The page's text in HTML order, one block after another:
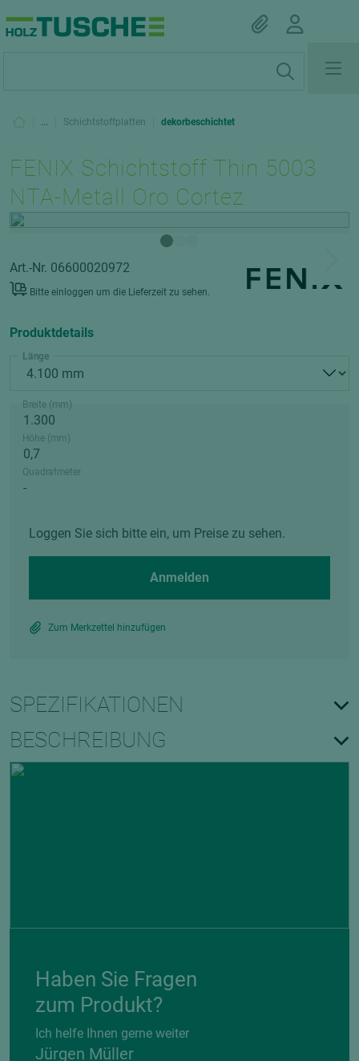
... Schichtstoffplatten dekorbeschichtet
FENIX Schichtstoff Thin 5003
NTA-Metall Oro Cortez
Art.-Nr. 06600020972
Bitte einloggen um die Lieferzeit zu sehen.
Produktdetails
Länge
Breite (mm)
Höhe (mm)
Quadratmeter
Loggen Sie sich bitte ein, um Preise zu sehen.
Anmelden
Zum Merkzettel hinzufügen
SPEZIFIKATIONEN
BESCHREIBUNG
Haben Sie Fragen
zum Produkt?
Ich helfe Ihnen gerne weiter
Jürgen Müller